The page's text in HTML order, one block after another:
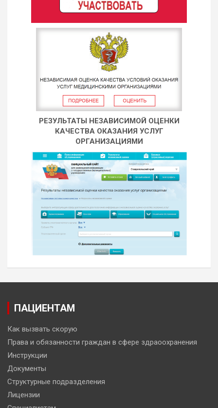
РЕЗУЛЬТАТЫ НЕЗАВИСИМОЙ ОЦЕНКИ
КАЧЕСТВА ОКАЗАНИЯ УСЛУГ
ОРГАНИЗАЦИЯМИ
ПАЦИЕНТАМ
Как вызвать скорую
Права и обязанности граждан в сфере здраоохранения
Инструкции
Документы
Структурные подразделения
Лицензии